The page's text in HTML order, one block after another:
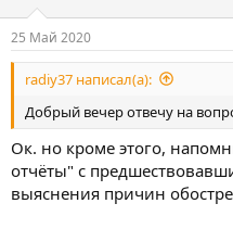
25 Май 2020
radiy37 написал(а):
Добрый вечер отвечу на
Ок. но кроме этого,
отчёты" с
выяснения причин